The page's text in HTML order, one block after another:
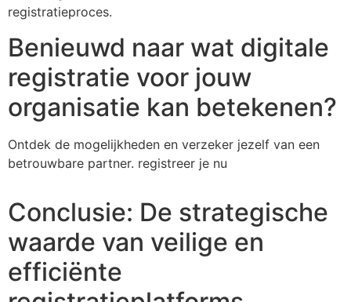
registratieproces.
Benieuwd naar wat digitale
registratie voor jouw
organisatie kan betekenen?
Ontdek de mogelijkheden en verzeker jezelf van een
betrouwbare partner. registreer je nu
Conclusie: De strategische
waarde van veilige en
efficiënte